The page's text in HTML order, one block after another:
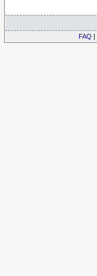
FAQ |